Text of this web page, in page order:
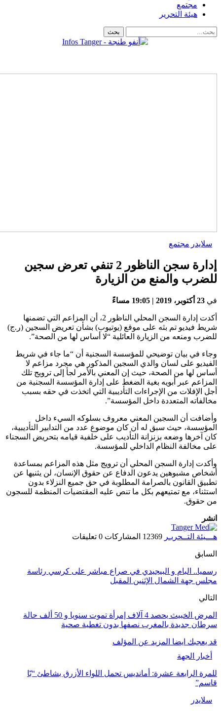
مجتمع
هيئة التحرير
سلايدر مجتمع
إدارة سجن الناظور 2 تنفي تعرض سجين
للضرب والمنع من الزيارة
في 23 أكتوبر، 2019 | 19:05 مساءً
أكدت إدارة السجن المحلي الناظور 2، أن المزاعم التي تضمنها
شريط فيديو تم بثه على موقع (يوتيوب) بشأن تعريض السجين (ر.ج)
للضرب ومنعه من الزيارة العائلية “لا أساس لها من الصحة”.
وجاء في بيان توضيحي للمؤسسة السجنية أن “ما جاء في شريط
الفيديو على لسان والدي السجين المذكور هي مجرد مزاعم لا
أساس لها من الصحة، حيث إن المعني بالأمر لجأ إلى ترويج تلك
المزاعم عبر أبويه بغية الضغط على إدارة المؤسسة السجنية من
أجل الإفلات من الإجراءات التأديبية التي اتخذت في حقه بسبب
مخالفاته المتعددة داخل المؤسسة”.
وأضافت أن السجين المعني معروف بسلوكه السيء داخل
المؤسسة، حيث سبق له أن كان موضوع عدد من التدابير التأديبية،
كان آخرها وضعه بزنزانة التأديب على خلفية قيامه بتحريض السجناء
على مخالفة النظام الداخلي للمؤسسة.
وأكدت إدارة السجن المحلي أن ترويج مثل هذه المزاعم بمساعدة
أشخاص مشبوهين يدعون الدفاع عن حقوق الإنسان، لن يثنيها عن
تطبيق القانون بالصرامة المطلوبة في حق جميع النزلاء بدون
استثناء، مع تمتيعهم بكل ما تنص عليه المقتضيات المنظمة للسجون
من حقوق.
انشر
هـــيئة التــحريـر 12369 المشاركات 0 تعليقات
السابق
رسميا.. البام و البيجيدي في صراع مباشر على كرسي رئاسة
مجلس جهة الشمال الإثنين المقبل
التالي
المرض الخبيث يحصد 4 آلاف إمرأة تموت سنويا و 50 ألف حالة
سرطان جديدة بالمغرب نصفها بدون تغطية صحية
قد يعجبك ايضا المزيد عن المؤلف
أخبار الجهة
للمرة الرابعة عشرة: أمانديس تحمل اللواء الأزرق بشاطئ “بّا
قاسم”
سلايدر